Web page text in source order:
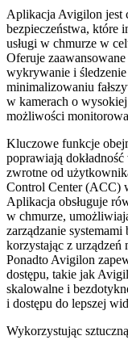
Aplikacja Avigilon jest
bezpieczeństwa, które
usługi w chmurze w
Oferuje
wykrywanie i
minimalizowaniu
w kamerach o
możliwości
Kluczowe funkcje
poprawiają
zwrotne od
Control Center (ACC)
Aplikacja obsługuje
w chmurze,
zarządzanie
korzystając z
Ponadto Avigilon
dostępu, takie jak
skalowalne i
i dostępu do lepszej
Wykorzystując